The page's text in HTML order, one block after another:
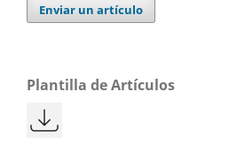
Enviar un artículo
Plantilla de Artículos